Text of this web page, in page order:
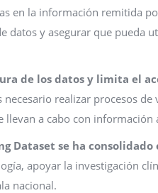
en la información remitida
datos y asegurar que pueda
de los datos y limita el
realizar procesos
a cabo con información
Dataset se ha
apoyar la investigación
nacional.